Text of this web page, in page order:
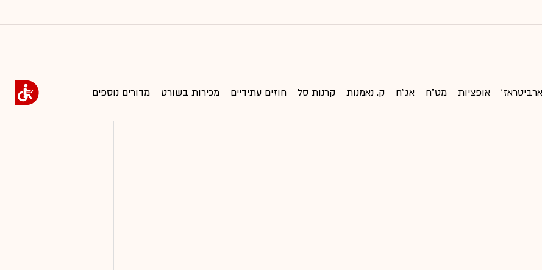
ארביטראז' אופציות מט"ח אג"ח ק. נאמנות קרנות סל חוזים עתידיים מכירות בשורט מדורים נוספים